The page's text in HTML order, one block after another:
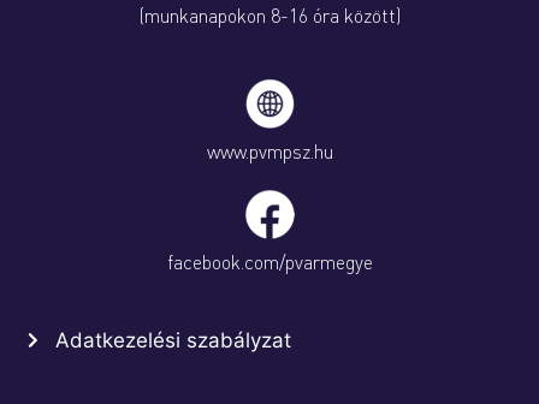
(munkanapokon 8-16 óra között)
www.pvmpsz.hu
facebook.com/pvarmegye
Adatkezelési szabályzat